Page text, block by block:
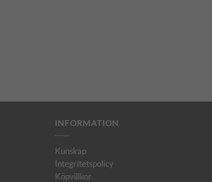
INFORMATION
Kunskap
Integritetspolicy
Köpvillkor